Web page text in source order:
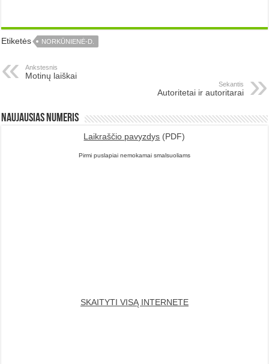
Etiketės NORKŪNIENĖ-D.
Ankstesnis
Motinų laiškai
Sekantis
Autoritetai ir autoritarai
Naujausias numeris
Laikraščio pavyzdys (PDF)
Pirmi puslapiai nemokamai smalsuoliams
SKAITYTI VISĄ INTERNETE